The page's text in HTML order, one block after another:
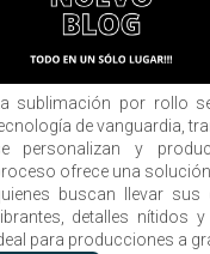
La sublimación por rollo
de vanguardia,
personalizan y
ofrece una
buscan llevar
detalles nítidos y
para producciones a